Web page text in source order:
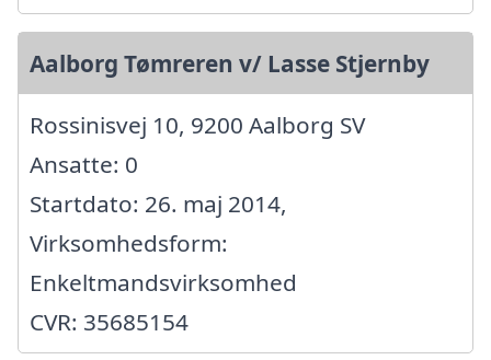
Aalborg Tømreren v/ Lasse Stjernby
Rossinisvej 10, 9200 Aalborg SV
Ansatte: 0
Startdato: 26. maj 2014,
Virksomhedsform:
Enkeltmandsvirksomhed
CVR: 35685154